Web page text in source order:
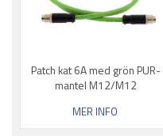
Patch kat 6A med grön PUR-
mantel M12/M12
MER INFO